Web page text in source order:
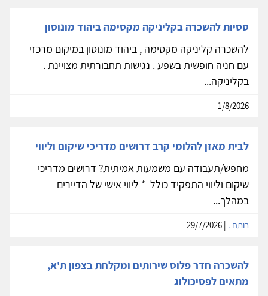
ססיות להשכרה בקליניקה מקסימה ביהוד מונוסון
להשכרה קליניקה מקסימה , ביהוד מונוסון במיקום מרכזי
עם חניה חופשית בשפע . נגישות תחבורתית מצויינת .
בקליניקה...
1/8/2026
לבית מאזן להלומי קרב דרושים מדריכי שיקום וליווי
מחפש/תעבודה עם משמעות אמיתית? דרושים מדריכי
שיקום וליווי התפקיד כולל * ליווי אישי של הדיירים
במהלך...
רותם .
להשכרה חדר פלוס שירותים ומקלחת בצפון ת'א,
מתאים לפסיכולוג